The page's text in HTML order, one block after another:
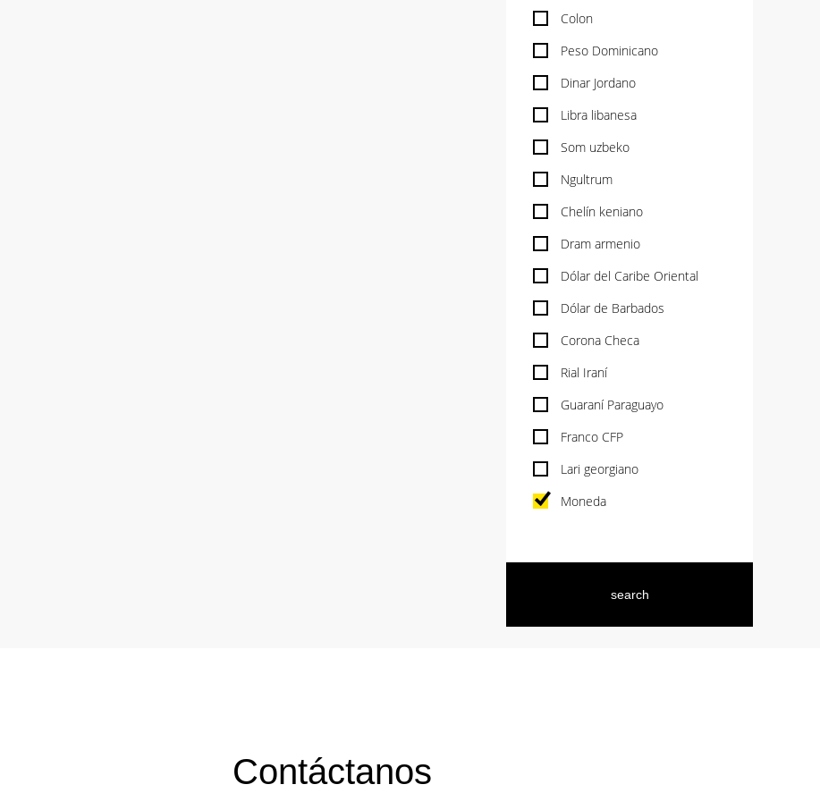
Colon
Peso Dominicano
Dinar Jordano
Libra libanesa
Som uzbeko
Ngultrum
Chelín keniano
Dram armenio
Dólar del Caribe Oriental
Dólar de Barbados
Corona Checa
Rial Iraní
Guaraní Paraguayo
Franco CFP
Lari georgiano
Moneda
Contáctanos